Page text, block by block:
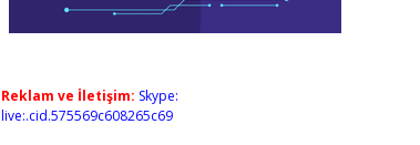
Reklam ve İletişim: Skype:
live:.cid.575569c608265c69